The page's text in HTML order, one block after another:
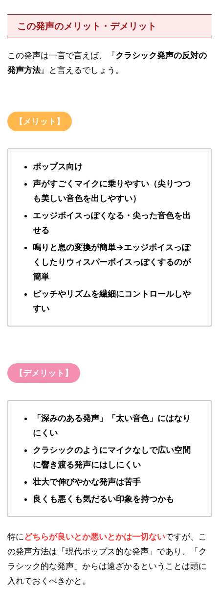
この発声のメリット・デメリット
この発声は一言で言えば、『クラシック発声の反対の
発声方法』と言えるでしょう。
【メリット】
ポップス向け
声がすごくマイクに乗りやすい（尖りつつ
も美しい音色を出しやすい）
エッジボイスっぽくなる・尖った音色を出
せる
鳴りと息の変換が簡単→エッジボイスっぽ
くしたりウィスパーボイスっぽくするのが
簡単
ピッチやリズムを繊細にコントロールしや
すい
【デメリット】
「深みのある発声」「太い音色」にはなり
にくい
クラシックのようにマイクなしで広い空間
に響き渡る発声にはしにくい
壮大で伸びやかな発声は苦手
良くも悪くも気だるい印象を持つかも
特に どちらが良いとか悪いとかは一切ないですが、こ
の発声方法は「現代ポップス的な発声」であり、「ク
ラシック的な発声」からは遠ざかるということは頭に
入れておくべきかと。